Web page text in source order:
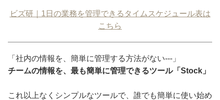
ビズ研｜1日の業務を管理できるタイムスケジュール表は
こちら
「社内の情報を、簡単に管理する方法がない---」
チームの情報を、最も簡単に管理できるツール「Stock」
これ以上なくシンプルなツールで、誰でも簡単に使い始め